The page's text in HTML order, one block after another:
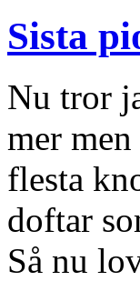
Sista
Nu tror
mer
flesta
doftar
Så nu